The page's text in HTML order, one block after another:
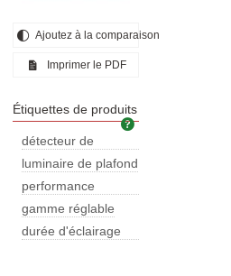
Ajoutez à la comparaison
Imprimer le PDF
Étiquettes de produits
Étiquettes de
détecteur de
mouvement
luminaire de plafond
performance
optimale
gamme réglable
durée d'éclairage